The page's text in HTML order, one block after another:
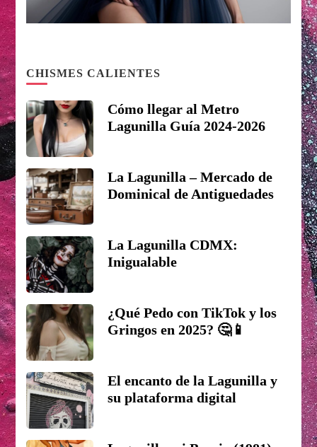
CHISMES CALIENTES
Cómo llegar al Metro
Lagunilla Guía 2024-2026
La Lagunilla – Mercado de
Dominical de Antiguedades
La Lagunilla CDMX:
Inigualable
¿Qué Pedo con TikTok y los
Gringos en 2025? 🤔📱
El encanto de la Lagunilla y
su plataforma digital